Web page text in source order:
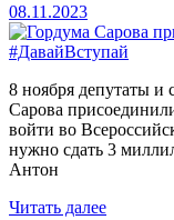
08.11.2023
8 ноября депутаты и
Сарова
войти во
нужно сдать 3
Антон
Читать далее